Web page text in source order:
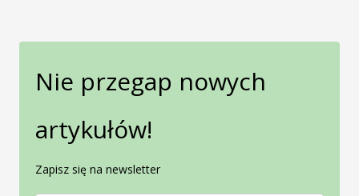
Nie przegap nowych
artykułów!
Zapisz się na newsletter